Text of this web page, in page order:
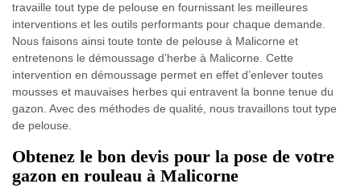
travaille tout type de pelouse en fournissant les meilleures
interventions et les outils performants pour chaque demande.
Nous faisons ainsi toute tonte de pelouse à Malicorne et
entretenons le démoussage d’herbe à Malicorne. Cette
intervention en démoussage permet en effet d’enlever toutes
mousses et mauvaises herbes qui entravent la bonne tenue du
gazon. Avec des méthodes de qualité, nous travaillons tout type
de pelouse.
Obtenez le bon devis pour la pose de votre
gazon en rouleau à Malicorne